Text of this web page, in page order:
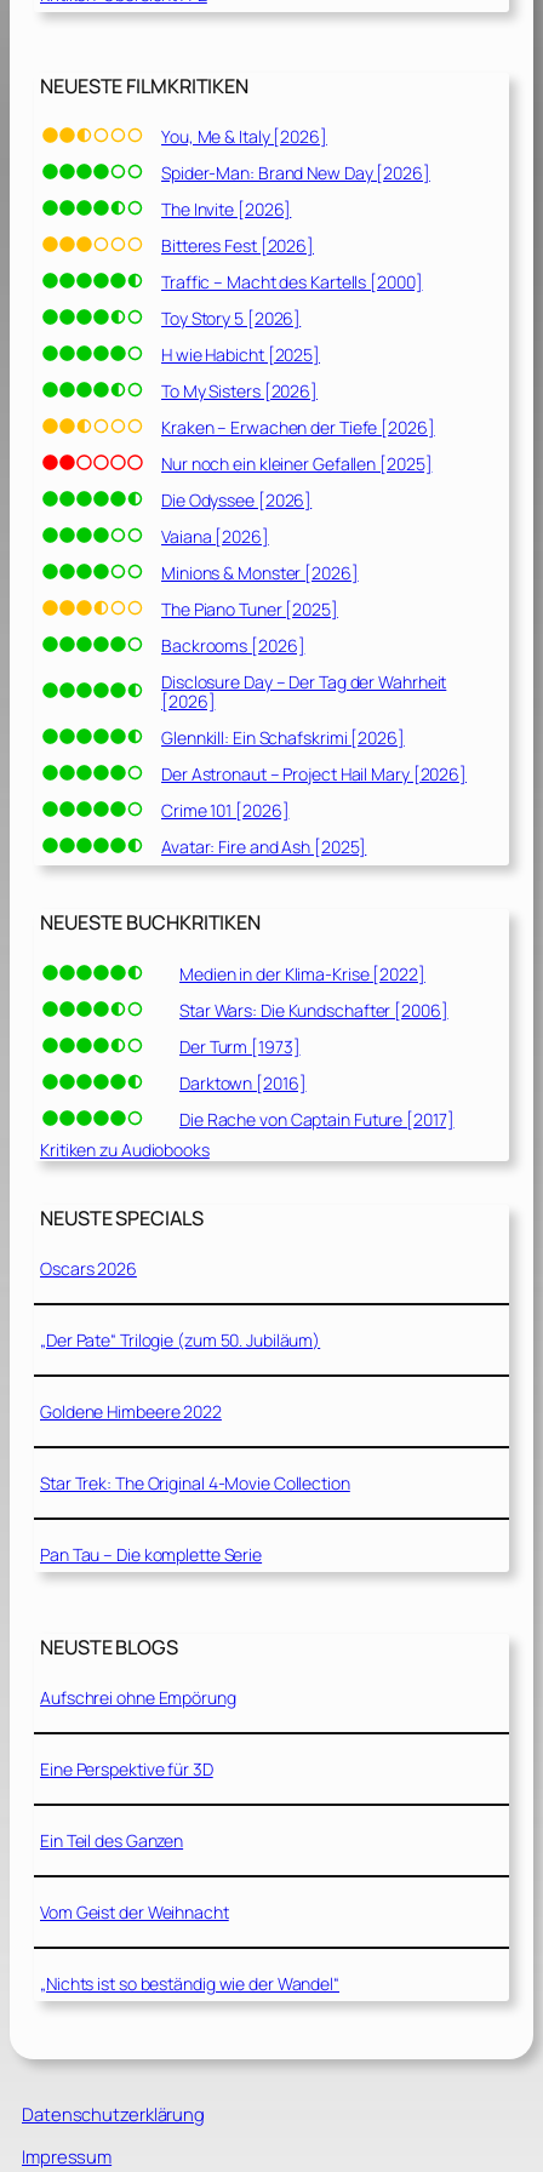
n
e
[
2
0
3
]
0
3
1
]
NEUESTE FILMKRITIKEN
You, Me & Italy [2026]
Spider-Man: Brand New Day [2026]
The Invite [2026]
Bitteres Fest [2026]
Traffic – Macht des Kartells [2000]
Toy Story 5 [2026]
H wie Habicht [2025]
To My Sisters [2026]
Kraken – Erwachen der Tiefe [2026]
Nur noch ein kleiner Gefallen [2025]
Die Odyssee [2026]
Vaiana [2026]
Minions & Monster [2026]
The Piano Tuner [2025]
Backrooms [2026]
Disclosure Day – Der Tag der Wahrheit
[2026]
Glennkill: Ein Schafskrimi [2026]
Der Astronaut – Project Hail Mary [2026]
Crime 101 [2026]
Avatar: Fire and Ash [2025]
NEUESTE BUCHKRITIKEN
Medien in der Klima-Krise [2022]
Star Wars: Die Kundschafter [2006]
Der Turm [1973]
Darktown [2016]
Die Rache von Captain Future [2017]
Kritiken zu Audiobooks
NEUSTE SPECIALS
Oscars 2026
„Der Pate“ Trilogie (zum 50. Jubiläum)
Goldene Himbeere 2022
Star Trek: The Original 4-Movie Collection
Pan Tau – Die komplette Serie
NEUSTE BLOGS
Aufschrei ohne Empörung
Eine Perspektive für 3D
Ein Teil des Ganzen
Vom Geist der Weihnacht
„Nichts ist so beständig wie der Wandel“
Datenschutzerklärung
Impressum